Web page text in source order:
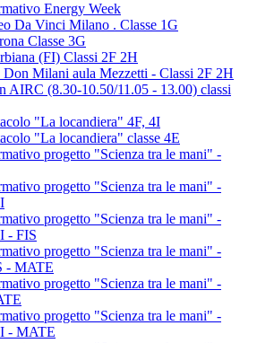
Energy Week
Da Vinci Milano . Classe 1G
Classe 3G
(FI) Classi 2F 2H
Don Milani aula Mezzetti - Classi 2F 2H
AIRC (8.30-10.50/11.05 - 13.00) classi
"La locandiera" 4F, 4I
"La locandiera" classe 4E
progetto "Scienza tra le mani" -
progetto "Scienza tra le mani" -
progetto "Scienza tra le mani" -
- FIS
progetto "Scienza tra le mani" -
- MATE
progetto "Scienza tra le mani" -
progetto "Scienza tra le mani" -
- MATE